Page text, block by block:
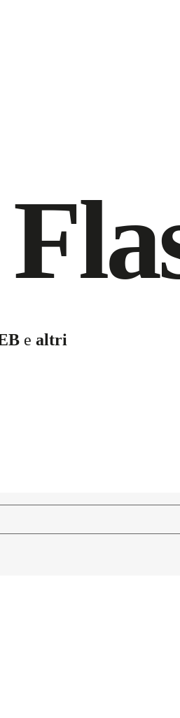
e altri